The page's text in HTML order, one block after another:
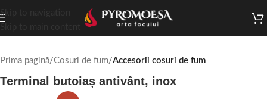
Skip to navigation
Prima pagină Cosuri de fum Accesorii cosuri de fum
Terminal butoiaș antivânt, inox